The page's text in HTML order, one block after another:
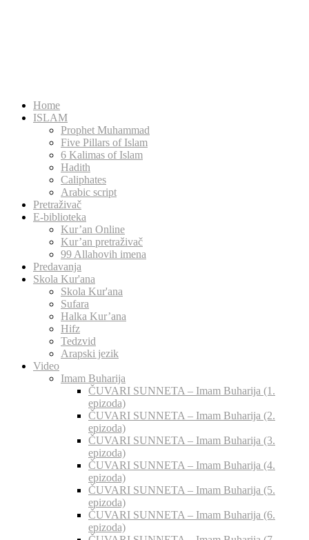
Home
ISLAM
Prophet Muhammad
Five Pillars of Islam
6 Kalimas of Islam
Hadith
Caliphates
Arabic script
Pretraživač
E-biblioteka
Kur’an Online
Kur’an pretraživač
99 Allahovih imena
Predavanja
Skola Kur'ana
Skola Kur'ana
Sufara
Halka Kur’ana
Hifz
Tedzvid
Arapski jezik
Video
Imam Buharija
ČUVARI SUNNETA – Imam Buharija (1.
epizoda)
ČUVARI SUNNETA – Imam Buharija (2.
epizoda)
ČUVARI SUNNETA – Imam Buharija (3.
epizoda)
ČUVARI SUNNETA – Imam Buharija (4.
epizoda)
ČUVARI SUNNETA – Imam Buharija (5.
epizoda)
ČUVARI SUNNETA – Imam Buharija (6.
epizoda)